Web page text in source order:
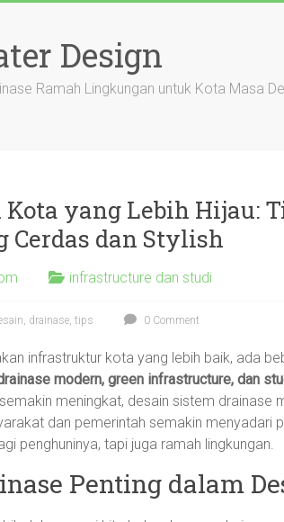
Design
Ramah Lingkungan untuk Kota Masa
yang Lebih Hijau:
Cerdas dan Stylish
infrastructure dan studi
, drainase, tips 0 Comment
infrastruktur kota yang lebih baik, ada
modern, green infrastructure, dan
meningkat, desain sistem drainase
dan pemerintah semakin menyadari
penghuninya, tapi juga ramah lingkungan.
Penting dalam